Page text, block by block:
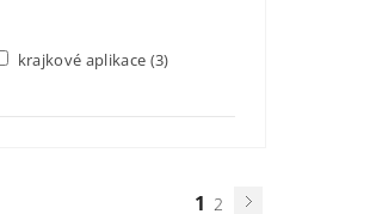
krajkové aplikace (3)
1 2